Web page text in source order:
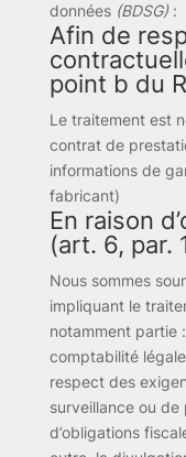
données (BDSG):
Afin de
point b du
Le traitement est
contrat de
informations de
fabricant)
En raison
(art. 6, par.
Nous sommes
impliquant le
notamment partie
comptabilité
respect des
surveillance ou
d’obligations